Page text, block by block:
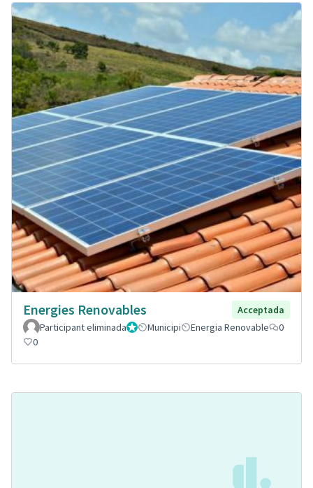
Energies Renovables
Acceptada
Participant eliminadaAdministrador
Municipi Energia Renovable
0
0